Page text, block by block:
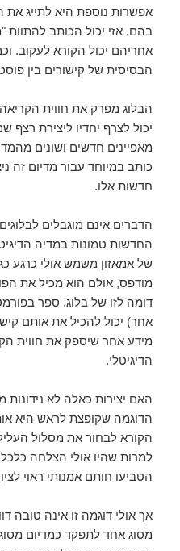
אפשרות נוספת היא לתייג את
בהם. אזי יכול הכותב להתוות
אחריהם יכול הקורא לעקוב.
הבסיסית של קישורים בין
הבלוג מפרק את חווית
יכול לצרף יחדיו ליצירת רצף
מאפיינים חדשים ושונים
כותב במיוחד עבור מדיום זה
חדשות אלו.
הדברים אינם מוגבלים
החדשות טמונות במדיה
של אמאזון משמש אולי כרגע
מודפס, אולם הוא מכיל את
דומה לזו של בלוג. ספר
אחר) יכול להכיל את אותם
מידע אחר שיספק את חווית
הדיגיטלי.
האם יצירות כאלה לא
הדוגמה שקופצת לראש היא
הקורא לבחור את מסלול
למרות שהיו אולי הצלחה
הטביעו חותם אמנותי ראוי
אך אולי דוגמה זו אינה טובה
מסוג אחד לתפקד כמדיום